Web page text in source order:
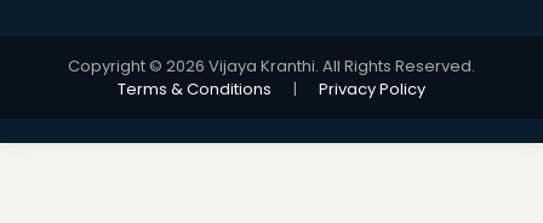
Copyright © 2026 Vijaya Kranthi. All Rights Reserved.
Terms & Conditions
| Privacy Policy